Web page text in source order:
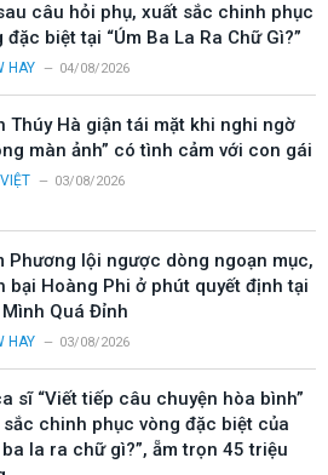
câu hỏi phụ, xuất sắc chinh phục
đặc biệt tại “Úm Ba La Ra Chữ Gì?”
HAY 04/08/2026
Thúy Hà giận tái mặt khi nghi ngờ
màn ảnh” có tình cảm với con gái
03/08/2026
Phương lội ngược dòng ngoạn mục,
bại Hoàng Phi ở phút quyết định tại
Quá Đỉnh
HAY 03/08/2026
sĩ “Viết tiếp câu chuyện hòa bình”
chinh phục vòng đặc biệt của
ba la ra chữ gì?”, ẵm trọn 45 triệu